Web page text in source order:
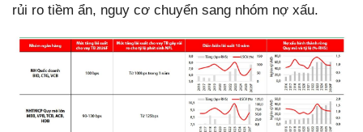
rủi ro tiềm ẩn, nguy cơ chuyển sang nhóm nợ xấu.